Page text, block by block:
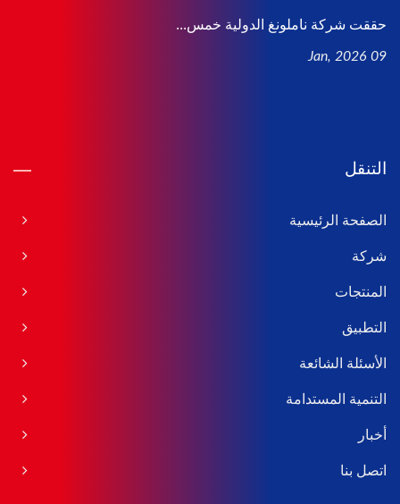
حققت شركة ناملونغ الدولية خمس...
09 Jan, 2026
التنقل
الصفحة الرئيسية
شركة
المنتجات
التطبيق
الأسئلة الشائعة
التنمية المستدامة
أخبار
اتصل بنا